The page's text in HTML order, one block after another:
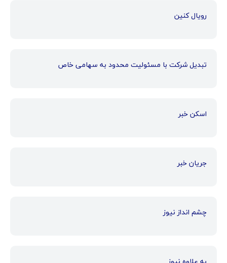
رویال کنین
تبدیل شرکت با مسئولیت محدود به سهامی خاص
اسکن خبر
جریان خبر
چشم انداز نیوز